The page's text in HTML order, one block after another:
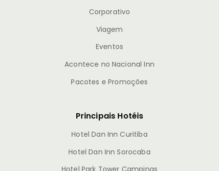
Corporativo
Viagem
Eventos
Acontece no Nacional Inn
Pacotes e Promoções
Principais Hotéis
Hotel Dan Inn Curitiba
Hotel Dan Inn Sorocaba